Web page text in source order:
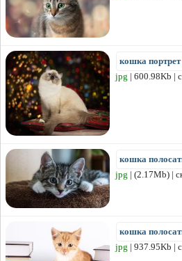
кошка
jpg | 600.98Kb |
кошка
jpg | (2.17Mb) |
кошка
jpg | 937.95Kb |